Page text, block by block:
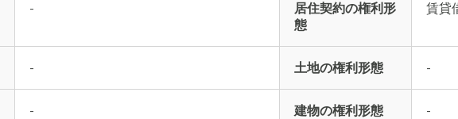
-
居住契約の権利形
態
賃貸
- 土地の権利形態 -
- 建物の権利形態 -